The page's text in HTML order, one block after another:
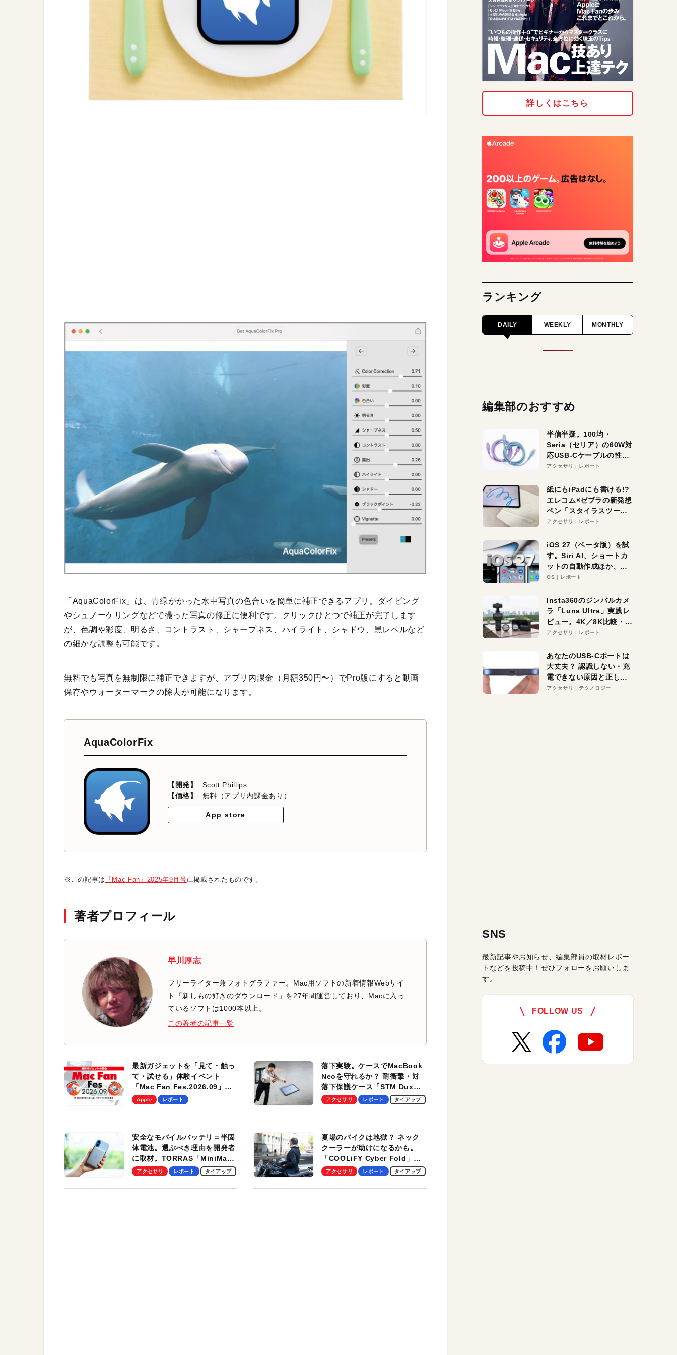
「AquaColorFix」は、青緑がかった水中写真の色合いを簡単に補正できるアプリ。ダイビング
やシュノーケリングなどで撮った写真の修正に便利です。クリックひとつで補正が完了します
が、色調や彩度、明るさ、コントラスト、シャープネス、ハイライト、シャドウ、黒レベルなど
の細かな調整も可能です。
無料でも写真を無制限に補正できますが、アプリ内課金（月額350円〜）でPro版にすると動画
保存やウォーターマークの除去が可能になります。
AquaColorFix
【開発】
Scott Phillips
【価格】
無料（アプリ内課金あり）
App store
※この記事は 『Mac Fan』2025年9月号に掲載されたものです。
著者プロフィール
早川厚志
フリーライター兼フォトグラファー。Mac用ソフトの新着情報Webサイ
ト「新しもの好きのダウンロード」を27年間運営しており、Macに入っ
ているソフトは1000本以上。
この著者の記事一覧
最新ガジェットを「見て・触っ
て・試せる」体験イベント
「Mac Fan Fes.2026.09」
を、9月26日（土）に開催しま
Apple レポート
落下実験。ケースでMacBook
Neoを守れるか？ 耐衝撃・対
落下保護ケース「STM Dux
Ultra」を検証。学生、ビジネ
適！
アクセサリ レポート タイアップ
安全なモバイルバッテリ＝半固
体電池。選ぶべき理由を開発者
に取材。TORRAS「MiniMag
Pro」の実機レビューも
アクセサリ レポート タイアップ
夏場のバイクは地獄？ ネック
クーラーが助けになるかも。
「COOLiFY Cyber Fold」レ
ビュー。冷却の速さ、密着する
性がグッド！
アクセサリ レポート タイアップ
詳しくはこちら
ランキング
DAILY WEEKLY MONTHLY
編集部のおすすめ
半信半疑。100均・
Seria（セリア）の60W対
応USB-Cケーブルの性能
を検証。超コスパの1本を
アクセサリ レポート
紙にもiPadにも書ける!?
エレコム×ゼブラの新発想
ペン「スタイラスツーウ
ェイ」レビュー。持ち替
アクセサリ レポート
iOS 27（ベータ版）を試
す。Siri AI、ショートカ
ットの自動作成ほか、期
待大の便利機能5選。
る未来はすぐそこ！
OS レポート
Insta360のジンバルカメ
ラ「Luna Ultra」実践レ
ビュー。4K／8K比較・ズ
ーム・夜間撮影をチェッ
アクセサリ レポート
あなたのUSB-Cポートは
大丈夫？ 認識しない・充
電できない原因と正しい
対策
アクセサリ テクノロジー
SNS
最新記事やお知らせ、編集部員の取材レポー
トなどを投稿中！ぜひフォローをお願いしま
す。
FOLLOW US